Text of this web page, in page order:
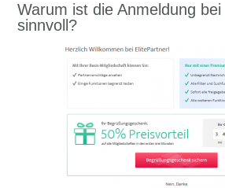
Warum ist die Anmeldung
sinnvoll?